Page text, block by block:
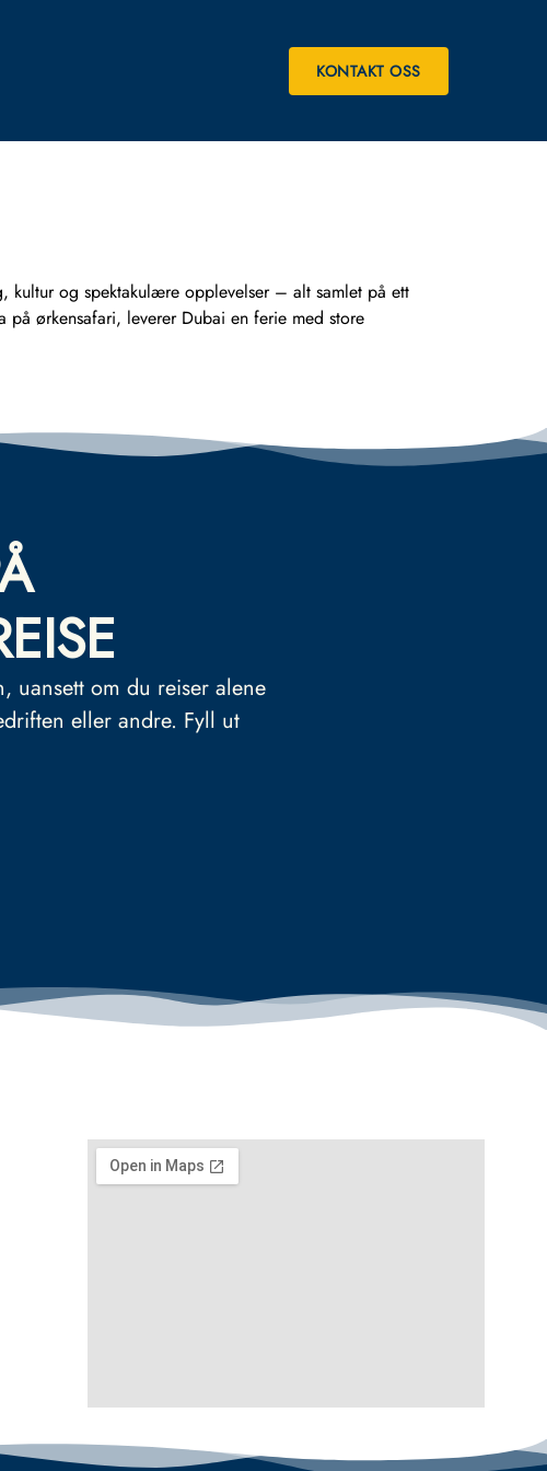
KONTAKT OSS
kultur og spektakulære opplevelser – alt samlet på ett
på ørkensafari, leverer Dubai en ferie med store
uansett om du reiser alene
eller andre. Fyll ut